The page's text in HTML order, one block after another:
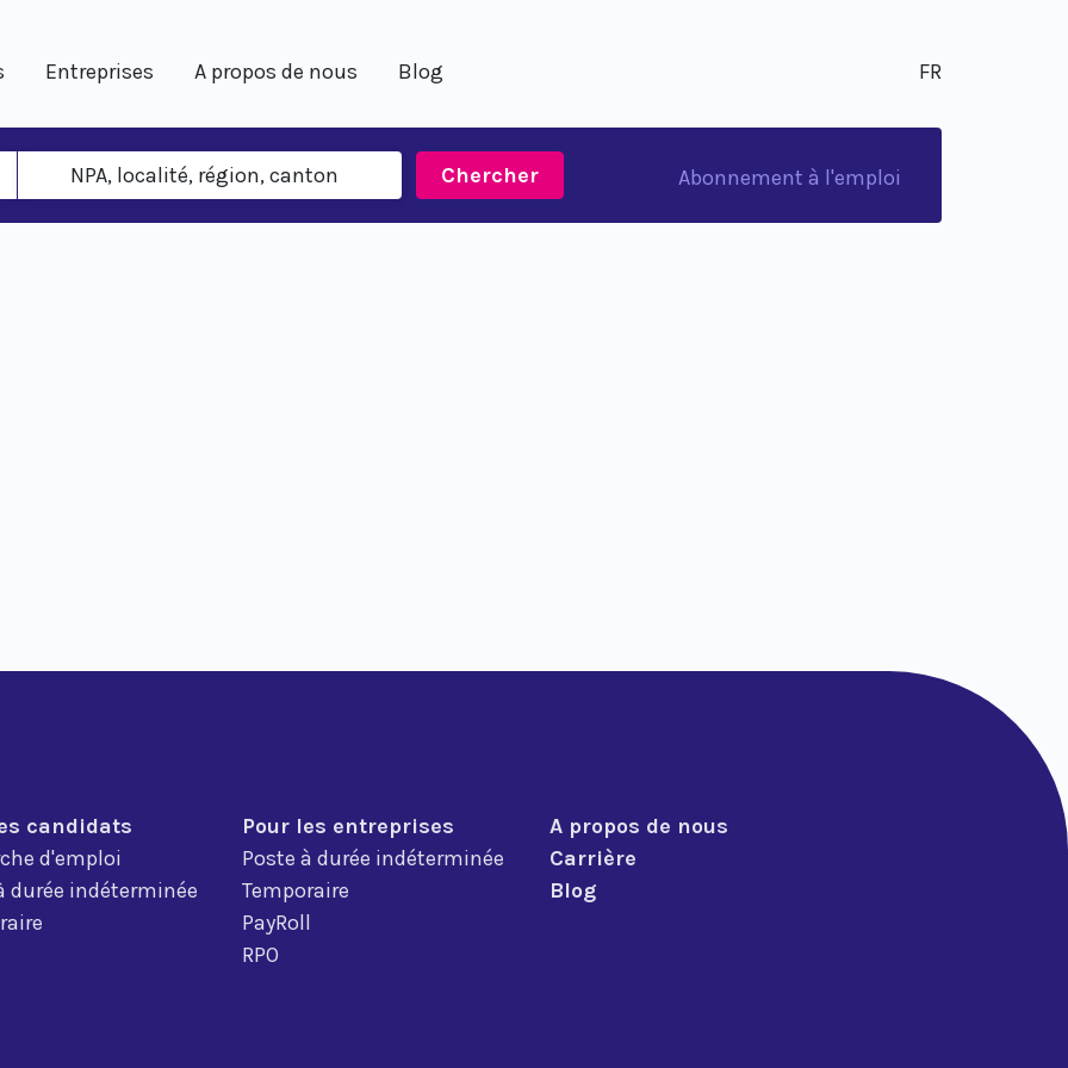
Entreprises A propos de nous Blog FR
Chercher Abonnement à l'emploi
candidats
d'emploi
durée indéterminée
Pour les entreprises
Poste à durée indéterminée
Temporaire
PayRoll
RPO
A propos de nous
Carrière
Blog